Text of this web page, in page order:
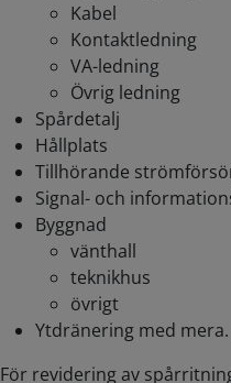
Kabel
Kontaktledning
VA-ledning
Övrig ledning
Spårdetalj
Hållplats
Tillhörande
Signal- och
Byggnad
vänthall
teknikhus
övrigt
Ytdränering med mera.
För revidering av